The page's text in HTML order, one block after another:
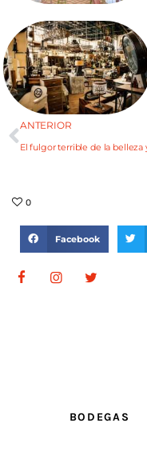
ANTERIOR
0
Facebook
BODEGAS